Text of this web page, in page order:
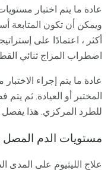
عادة ما يتم اختبار
أكثر ، اعتمادًا على
اضطراب المزاج ثنائي
عادة ما يتم إجراء
المختبر أو العيادة. ثم
للطرد المركزي. هذا يفصل
مستويات الدم المصل
علاج الليثيوم على